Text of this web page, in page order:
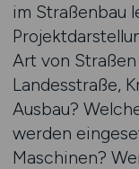
im Straßenbau
Art von
Landesstraße,
Ausbau?
werden
Maschinen?